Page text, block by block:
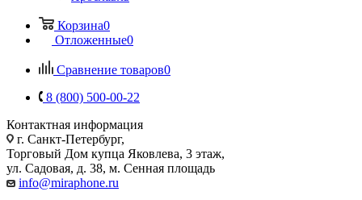
Корзина0
Отложенные0
Сравнение товаров0
8 (800) 500-00-22
Контактная информация
г. Санкт-Петербург,
Торговый Дом купца Яковлева, 3 этаж,
ул. Садовая, д. 38, м. Сенная площадь
info@miraphone.ru